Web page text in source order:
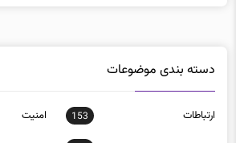
ارتباطات
اينترنت 434 بازی